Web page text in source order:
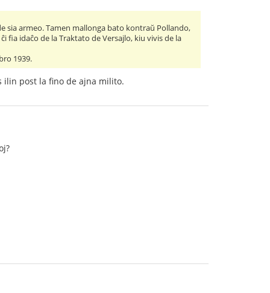
sia armeo. Tamen mallonga bato kontraŭ Pollando,
fia idaĉo de la Traktato de Versajlo, kiu vivis de la
1939.
ilin post la fino de ajna milito.